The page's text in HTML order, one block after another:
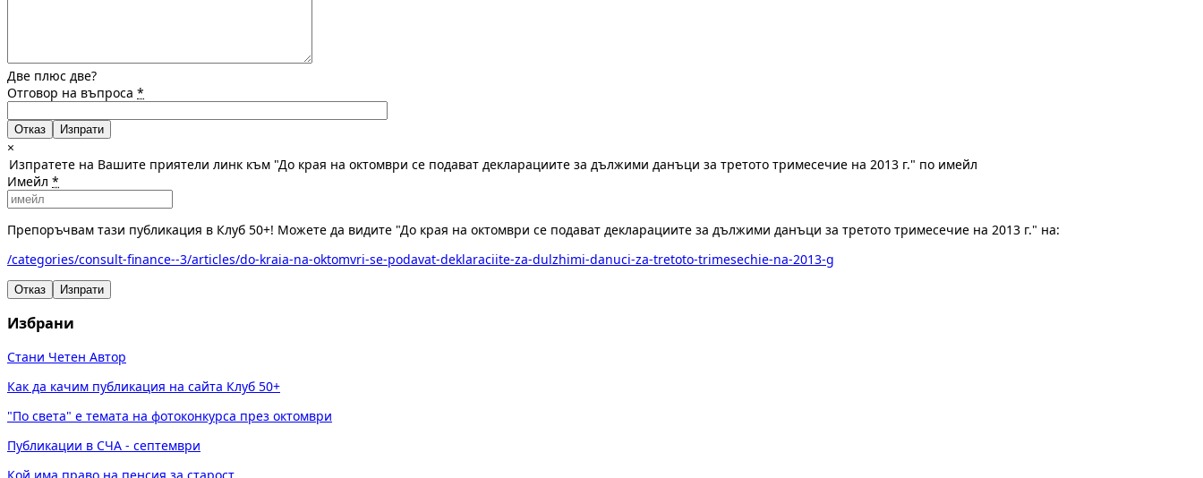
Две плюс две?
Отговор на въпроса *
Отказ
×
Изпратете на Вашите приятели линк към "До края на октомври се подават декларациите за дължими данъци за третото тримесечие на 2013 г." по имейл
Имейл *
Препоръчвам тази публикация в Клуб 50+! Можете да видите "До края на октомври се подават декларациите за дължими данъци за третото тримесечие на 2013 г." на:
/categories/consult-finance--3/articles/do-kraia-na-oktomvri-se-podavat-deklaraciite-za-dulzhimi-danuci-za-tretoto-trimesechie-na-2013-g
Отказ Изпрати
Избрани
Стани Четен Автор
Как да качим публикация на сайта Клуб 50+
"По света" е темата на фотоконкурса през октомври
Публикации в СЧА - септември